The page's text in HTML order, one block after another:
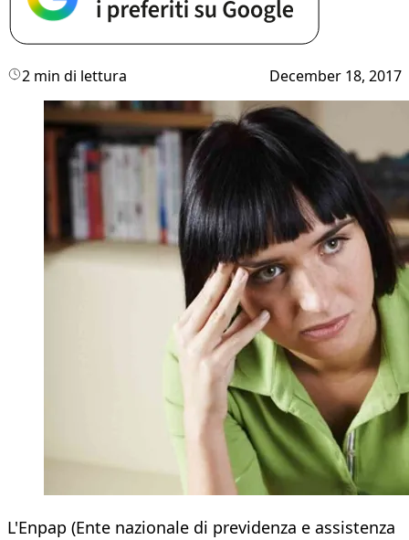
2 min di lettura December 18, 2017
L'Enpap (Ente nazionale di previdenza e assistenza